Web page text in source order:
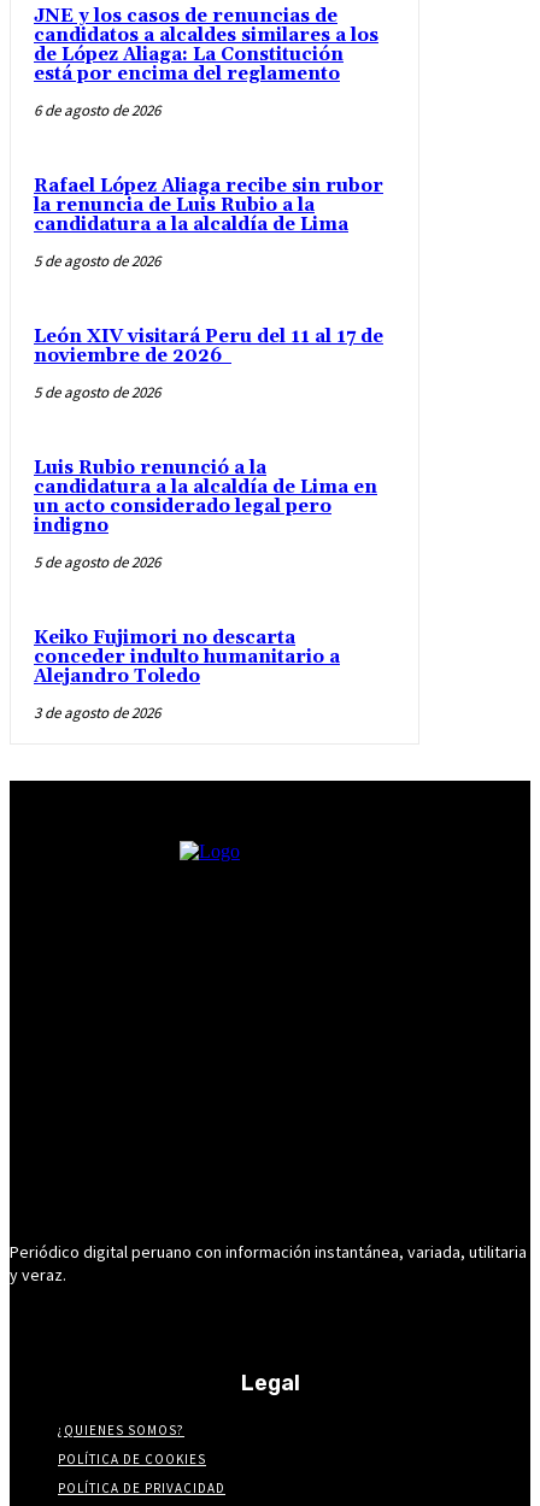
JNE y los casos de renuncias de
candidatos a alcaldes similares a los
de López Aliaga: La Constitución
está por encima del reglamento
6 de agosto de 2026
Rafael López Aliaga recibe sin rubor
la renuncia de Luis Rubio a la
candidatura a la alcaldía de Lima
5 de agosto de 2026
León XIV visitará Peru del 11 al 17 de
noviembre de 2026
5 de agosto de 2026
Luis Rubio renunció a la
candidatura a la alcaldía de Lima en
un acto considerado legal pero
indigno
5 de agosto de 2026
Keiko Fujimori no descarta
conceder indulto humanitario a
Alejandro Toledo
3 de agosto de 2026
Periódico digital peruano con información instantánea, variada, utilitaria
y veraz.
Legal
¿QUIENES SOMOS?
POLÍTICA DE COOKIES
POLÍTICA DE PRIVACIDAD